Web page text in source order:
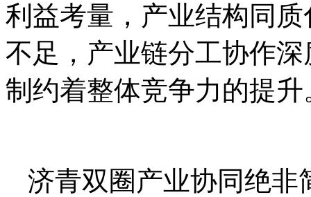
利益考量，产业结构同
不足，产业链分工协作
制约着整体竞争力的提升
济青双圈产业协同绝非